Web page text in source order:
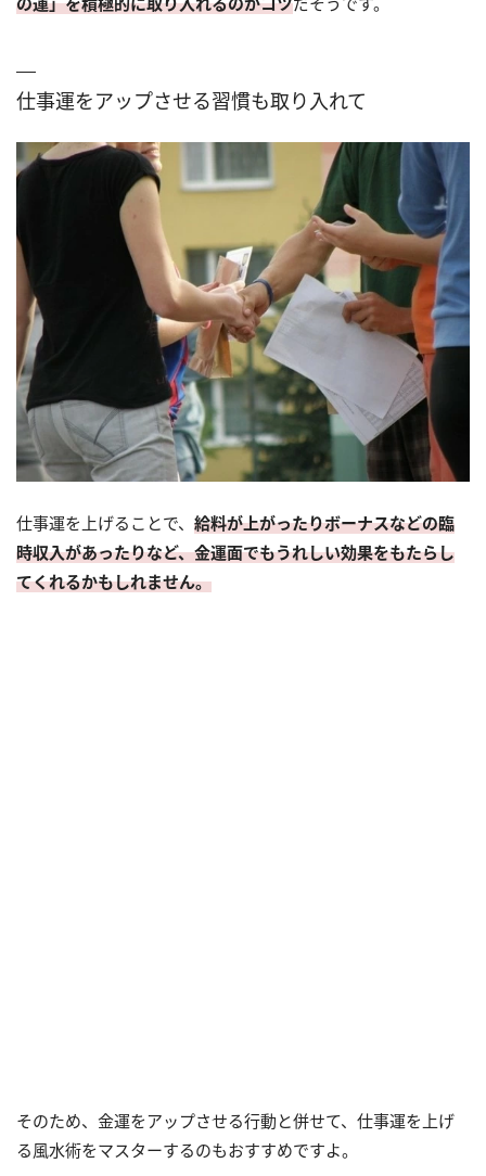
仕事運をアップさせる習慣も取り入れて
仕事運を上げることで、 給料が上がったりボーナスなどの臨
時収入があったりなど、金運面でもうれしい効果をもたらし
てくれるかもしれません。
そのため、金運をアップさせる行動と併せて、仕事運を上げ
る風水術をマスターするのもおすすめですよ。